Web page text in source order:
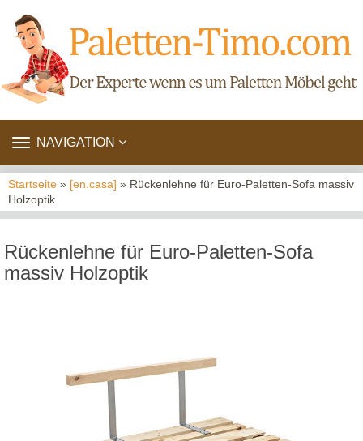
TOGGLE
NAVIGATION
Startseite » [en.casa] » Rückenlehne für Euro-Paletten-Sofa massiv
Holzoptik
Rückenlehne für Euro-Paletten-Sofa
massiv Holzoptik